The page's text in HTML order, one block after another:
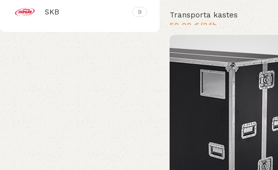
SKB 9
Transporta kastes
50,00 € /24h